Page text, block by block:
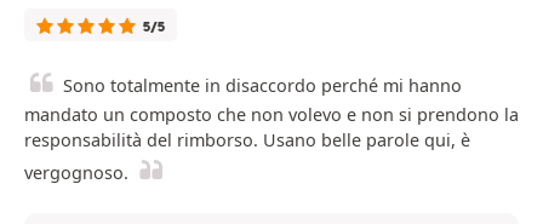
5/5
Sono totalmente in disaccordo perché mi hanno
mandato un composto che non volevo e non si prendono la
responsabilità del rimborso. Usano belle parole qui, è
vergognoso.